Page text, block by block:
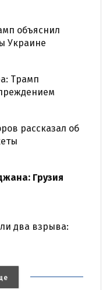
объяснил
Украине
Трамп
рассказал об
Грузия
два взрыва: